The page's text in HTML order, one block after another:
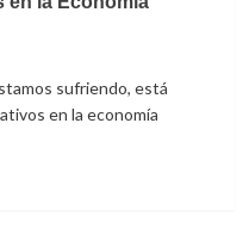
sufriendo, está
en la economía